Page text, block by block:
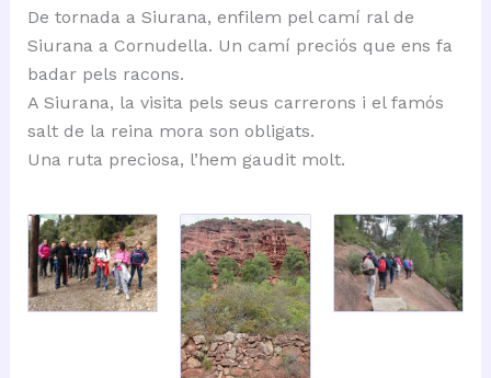
De tornada a Siurana, enfilem pel camí ral de
Siurana a Cornudella. Un camí preciós que ens fa
badar pels racons.
A Siurana, la visita pels seus carrerons i el famós
salt de la reina mora son obligats.
Una ruta preciosa, l’hem gaudit molt.